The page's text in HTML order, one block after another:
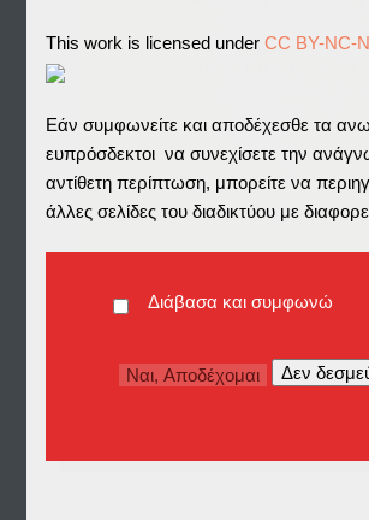
This work is licensed underCC BY-NC-
Εάν συμφωνείτε και αποδέχεσθε τα
ευπρόσδεκτοι να συνεχίσετε την
αντίθετη περίπτωση, μπορείτε να
άλλες σελίδες του διαδικτύου με
Διάβασα και συμφωνώ